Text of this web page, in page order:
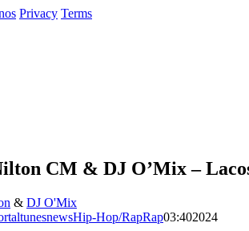
Privacy Terms
CM & DJ O’Mix –
& DJ O'Mix
Hip-Hop/RapRap03:402024